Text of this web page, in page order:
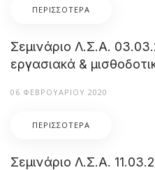
ΠΕΡΙΣΣΌΤΕΡΑ
Σεμινάριο Λ.Σ.Α.
εργασιακά &
06 ΦΕΒΡΟΥΑΡΊΟΥ 2020
ΠΕΡΙΣΣΌΤΕΡΑ
Σεμινάριο Λ.Σ.Α.